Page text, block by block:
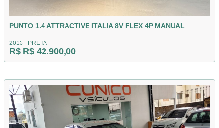
PUNTO 1.4 ATTRACTIVE ITALIA 8V FLEX 4P MANUAL
2013 - PRETA
R$ R$ 42.900,00